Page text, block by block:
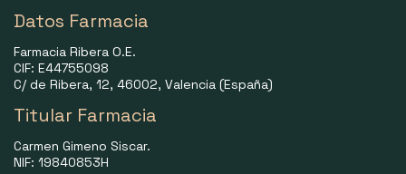
Datos Farmacia
Farmacia Ribera O.E.
CIF: E44755098
C/ de Ribera, 12, 46002, Valencia (España)
Titular Farmacia
Carmen Gimeno Siscar.
NIF: 19840853H